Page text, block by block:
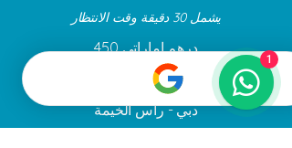
يشمل 30 دقيقة وقت الانتظار
450درهم إماراتي
دبي - عجمان
دبي - رأس الخيمة
1